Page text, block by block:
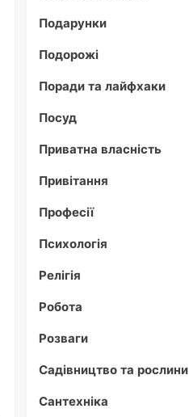
Подарунки
Подорожі
Поради та лайфхаки
Посуд
Приватна власність
Привітання
Професії
Психологія
Релігія
Робота
Розваги
Садівництво та рослини
Сантехніка